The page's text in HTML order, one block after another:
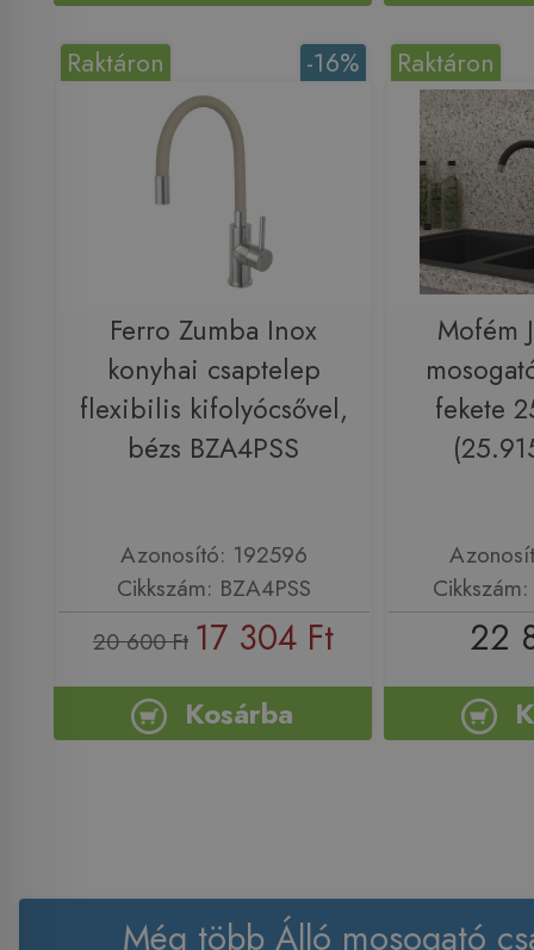
-16%
Raktáron
Ferro Zumba Inox
konyhai csaptelep
flexibilis kifolyócsővel,
bézs BZA4PSS
Azonosító: 192596
Cikkszám: BZA4PSS
20 600 Ft 17 304 Ft
Kosárba
Raktáron
Mofém
fekete
22
Még több Álló mosogató